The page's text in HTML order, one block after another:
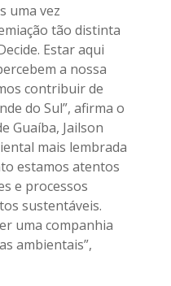
uma vez
tão distinta
Estar aqui
a nossa
contribuir de
do Sul”, afirma o
Guaíba, Jailson
mais lembrada
estamos atentos
e processos
sustentáveis.
uma companhia
ambientais”,